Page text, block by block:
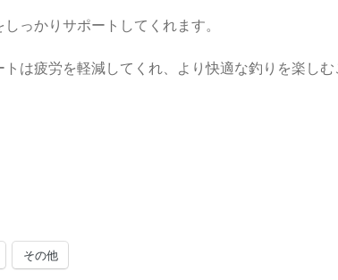
っかりサポートしてくれます。
は疲労を軽減してくれ、より快適な釣りを楽しむ
その他